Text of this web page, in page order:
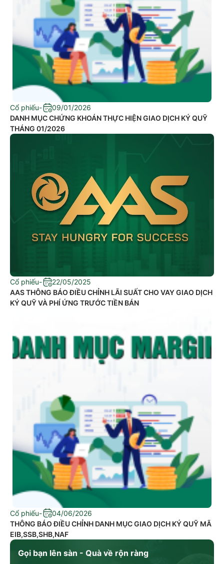
Gọi bạn lên sàn - Quà về rộn ràng
Cổ phiếu-
09/01/2026
DANH MỤC CHỨNG KHOÁN THỰC HIỆN GIAO DỊCH KÝ QUỸ
THÁNG 01/2026
Cổ phiếu-
22/05/2025
​AAS THÔNG BÁO ĐIỀU CHỈNH LÃI SUẤT CHO VAY GIAO DỊCH
KÝ QUỸ VÀ PHÍ ỨNG TRƯỚC TIỀN BÁN
Cổ phiếu-
04/06/2026
THÔNG BÁO ĐIỀU CHỈNH DANH MỤC GIAO DỊCH KÝ QUỸ MÃ
EIB,SSB,SHB,NAF